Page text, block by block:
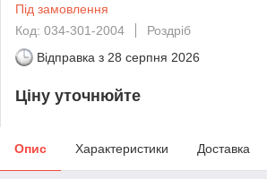
Під замовлення
Код: 034-301-2004
Роздріб
Відправка з 28 серпня 2026
Ціну уточнюйте
Опис Характеристики Доставка